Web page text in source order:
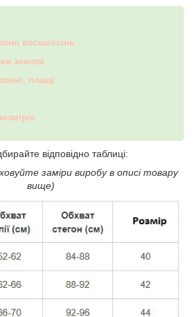
весна/осінь
зимові
плащі
відповідно таблиці:
заміри виробу в описі товару
вище)